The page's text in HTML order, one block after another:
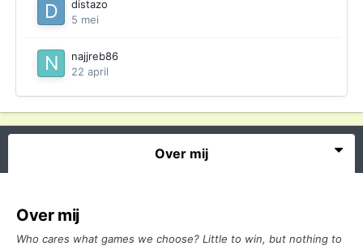
distazo
5 mei
najjreb86
22 april
Over mij
Over mij
Who cares what games we choose? Little to win, but nothing to